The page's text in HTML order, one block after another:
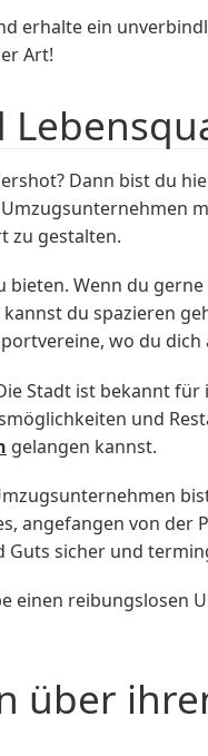
erhalte ein
Art!
Dann bist du
zu gestalten.
bieten. Wenn du
du spazieren
wo du
Stadt ist bekannt
und
gelangen kannst.
angefangen von
sicher und
reibungslosen
über